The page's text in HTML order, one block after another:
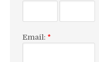
Email: *